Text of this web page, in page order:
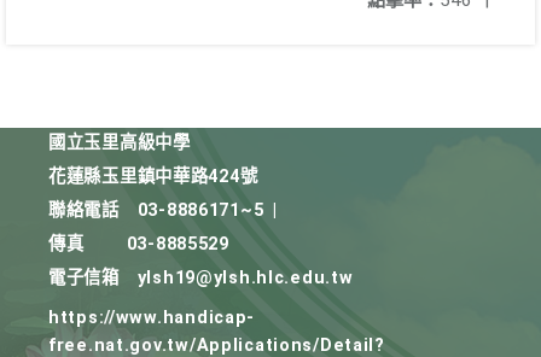
國立玉里高級中學
花蓮縣玉里鎮中華路424號
聯絡電話
03-8886171~5
傳真
03-8885529
電子信箱
ylsh19@ylsh.hlc.edu.tw
https://www.handicap-
free.nat.gov.tw/Applications/Detail?